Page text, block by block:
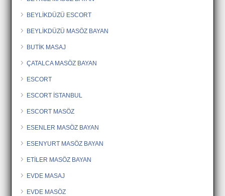
BEYLİKDÜZÜ ESCORT
BEYLİKDÜZÜ MASÖZ BAYAN
BUTİK MASAJ
ÇATALCA MASÖZ BAYAN
ESCORT
ESCORT İSTANBUL
ESCORT MASÖZ
ESENLER MASÖZ BAYAN
ESENYURT MASÖZ BAYAN
ETİLER MASÖZ BAYAN
EVDE MASAJ
EVDE MASÖZ